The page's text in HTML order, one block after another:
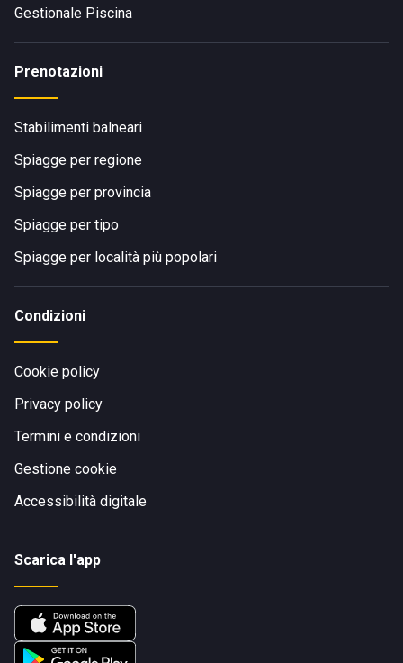
Gestionale Piscina
Prenotazioni
Stabilimenti balneari
Spiagge per regione
Spiagge per provincia
Spiagge per tipo
Spiagge per località più popolari
Condizioni
Cookie policy
Privacy policy
Termini e condizioni
Gestione cookie
Accessibilità digitale
Scarica l'app